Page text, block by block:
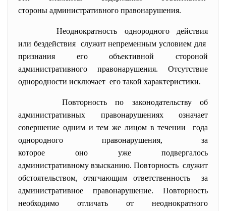
стороны административного правонарушения.
Неоднократность однородного действия
или бездействия служит непременным условием для
признания его объективной стороной
административного правонарушения. Отсутствие
однородности исключает его такой характеристики.
Повторность по законодательству об
административных правонарушениях означает
совершение одним и тем же лицом в течении года
однородного правонарушения, за
которое оно уже подвергалось
административному взысканию. Повторность служит
обстоятельством, отягчающим ответственность за
административное правонарушение. Повторность
необходимо отличать от неоднократного